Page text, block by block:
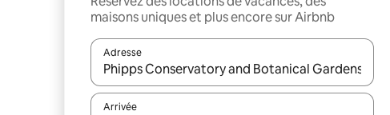
maisons uniques et plus encore sur Airbnb
Adresse
Lorsque les résultats s'affichent, utilisez les flèches
Arrivée